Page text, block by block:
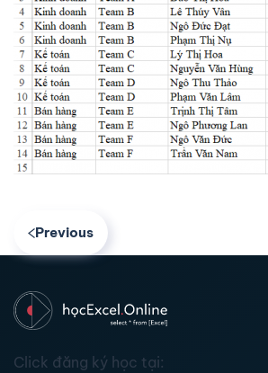
Previous
Click đăng ký học tại: